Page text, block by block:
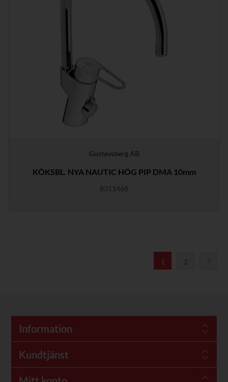
Gustavsberg AB
KÖKSBL. NYA NAUTIC HÖG PIP DMA 10mm
8311468
1 2
Information
Kundtjänst